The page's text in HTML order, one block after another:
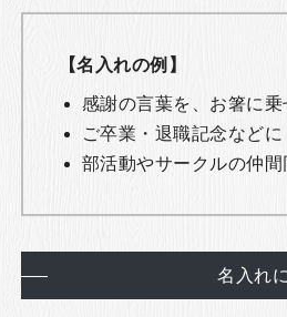
【名入れの例】
感謝の言葉を、お箸に乗
ご卒業・退職記念などに
部活動やサークルの仲間
名入れ